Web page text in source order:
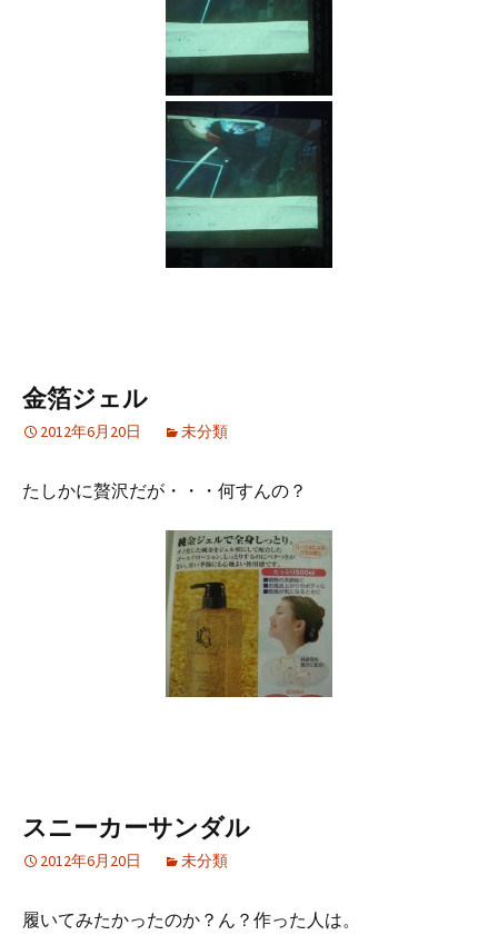
金箔ジェル
2012年6月20日 未分類
たしかに贅沢だが・・・何すんの？
スニーカーサンダル
2012年6月20日 未分類
履いてみたかったのか？ん？作った人は。